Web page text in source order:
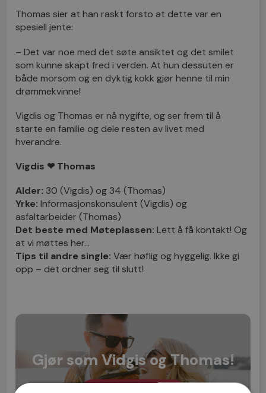
Thomas sier at han raskt forsto at dette var en
spesiell jente:
– Det var noe med det søte ansiktet og det smilet
som kunne skapt fred i verden. At hun dessuten er
både morsom og en dyktig kokk gjør henne til min
drømmekvinne!
Vigdis og Thomas er nå nygifte, og ser frem til å
starte en familie og dele resten av livet med
hverandre.
Vigdis ❤ Thomas
Alder: 30 (Vigdis) og 34 (Thomas)
Yrke: Informasjonskonsulent (Vigdis) og
asfaltarbeider (Thomas)
Det beste med Møteplassen: Lett å få kontakt! Og
at vi møttes her…
Tips til andre single: Vær høflig og hyggelig. Ikke gi
opp – det ordner seg til slutt!
Gjør som Vidgis og Thomas!